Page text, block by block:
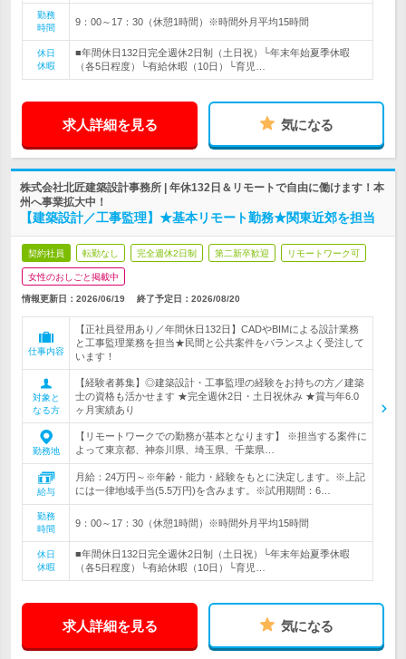
勤務
時間
9：00～17：30（休憩1時間）※時間外月平均15時間
休日
休暇
■年間休日132日完全週休2日制（土日祝）└年末年始夏季休暇
（各5日程度）└有給休暇（10日）└育児…
求人詳細を見る 気になる
株式会社北匠建築設計事務所 | 年休132日＆リモートで自由に働けます！本
州へ事業拡大中！
【建築設計／工事監理】★基本リモート勤務★関東近郊を担当
契約社員 転勤なし 完全週休2日制 第二新卒歓迎 リモートワーク可
女性のおしごと掲載中
情報更新日：2026/06/19 終了予定日： 2026/08/20
仕事内容
【正社員登用あり／年間休日132日】CADやBIMによる設計業務
と工事監理業務を担当★民間と公共案件をバランスよく受注して
います！
対象と
なる方
【経験者募集】◎建築設計・工事監理の経験をお持ちの方／建築
士の資格も活かせます ★完全週休2日・土日祝休み ★賞与年6.0
ヶ月実績あり
勤務地
【リモートワークでの勤務が基本となります】 ※担当する案件に
よって東京都、神奈川県、埼玉県、千葉県…
給与
月給：24万円～※年齢・能力・経験をもとに決定します。※上記
には一律地域手当(5.5万円)を含みます。※試用期間：6…
勤務
時間
9：00～17：30（休憩1時間）※時間外月平均15時間
休日
休暇
■年間休日132日完全週休2日制（土日祝）└年末年始夏季休暇
（各5日程度）└有給休暇（10日）└育児…
求人詳細を見る 気になる